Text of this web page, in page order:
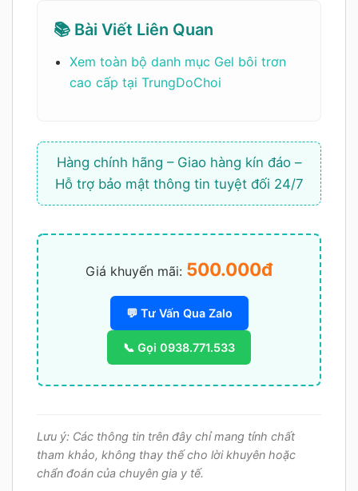
📚 Bài Viết Liên Quan
Xem toàn bộ danh mục Gel bôi trơn
cao cấp tại TrungDoChoi
Hàng chính hãng – Giao hàng kín đáo –
Hỗ trợ bảo mật thông tin tuyệt đối 24/7
Giá khuyến mãi: 500.000đ
💬 Tư Vấn Qua Zalo
📞 Gọi 0938.771.533
Lưu ý: Các thông tin trên đây chỉ mang tính chất
tham khảo, không thay thế cho lời khuyên hoặc
chẩn đoán của chuyên gia y tế.